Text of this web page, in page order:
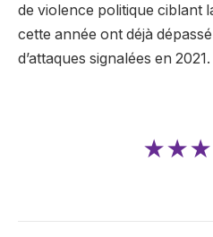
de violence politique ciblant
cette année ont déjà
d’attaques signalées en 2021.